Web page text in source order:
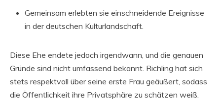
Gemeinsam erlebten sie einschneidende Ereignisse
in der deutschen Kulturlandschaft.
Diese Ehe endete jedoch irgendwann, und die genauen
Gründe sind nicht umfassend bekannt. Richling hat sich
stets respektvoll über seine erste Frau geäußert, sodass
die Öffentlichkeit ihre Privatsphäre zu schätzen weiß.